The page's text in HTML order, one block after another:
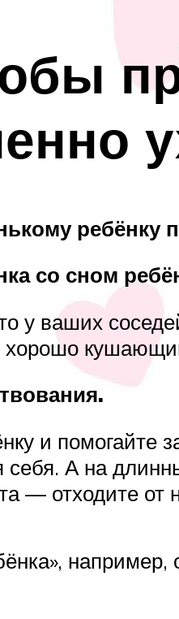
ребёнку
со сном
у ваших
хорошо
и помогайте
А на
— отходите